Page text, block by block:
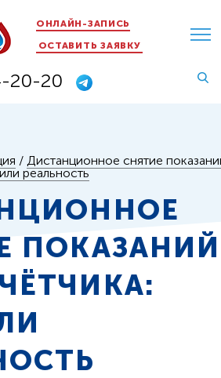
ОНЛАЙН-ЗАПИСЬ
ОСТАВИТЬ ЗАЯВКУ
20-20
/ Дистанционное снятие
реальность
ПОКАЗАНИЙ